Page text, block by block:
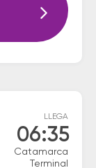
LLEGA
06:35
Catamarca
Terminal